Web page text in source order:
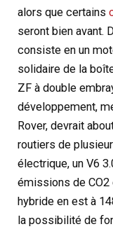
alors que certains
seront bien avant.
consiste en un
solidaire de la
ZF à double
développement,
Rover, devrait
routiers de
électrique, un V6
émissions de CO2
hybride en est à
la possibilité de